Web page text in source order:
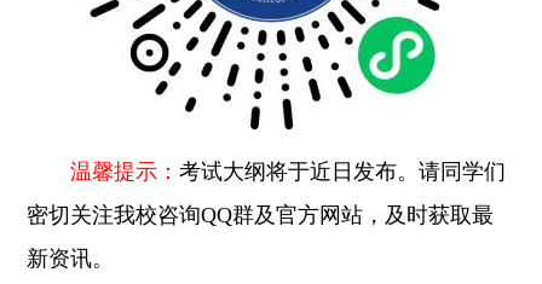
温馨提示：考试大纲将于近日发布。请同学们
密切关注我校咨询QQ群及官方网站，及时获取最
新资讯。